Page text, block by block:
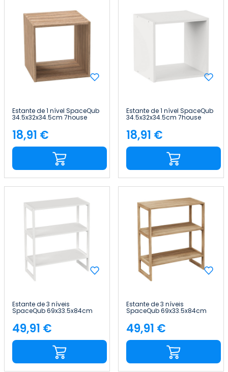
Estante de 1 nível SpaceQub
34.5x32x34.5cm 7house
Preço
18,91 €
Estante de 1 nível SpaceQub
34.5x32x34.5cm 7house
Preço
18,91 €
Estante de 3 níveis
SpaceQub 69x33.5x84cm
7house
Preço
49,91 €
Estante de 3 níveis
SpaceQub 69x33.5x84cm
7house
Preço
49,91 €